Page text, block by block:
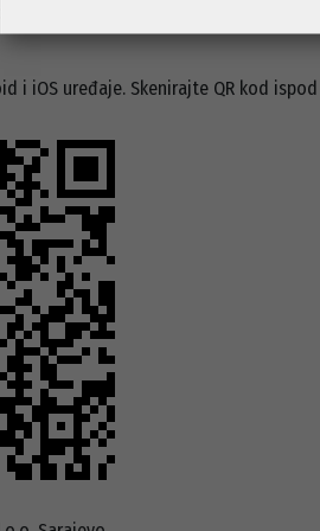
za preuzimanje i korištenje.
i iOS uređaje. Skenirajte QR kod